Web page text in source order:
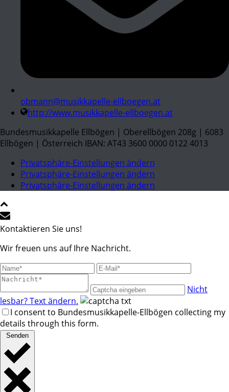
obmann@musikkapelle-ellboegen.at
http://www.musikkapelle-ellboegen.at
Bundesmusikkapelle Ellbögen | Oberellbögen 208g | 6083
Ellbögen | Österreich IBAN: AT43 3600 0000 0122 4013
Privatsphäre-Einstellungen ändern
Privatsphäre-Einstellungen ändern
Privatsphäre-Einstellungen ändern
Kontaktieren Sie uns!
Wir freuen uns auf Ihre Nachricht.
Nicht
lesbar? Text ändern.
I consent to Bundesmusikkapelle-Ellbögen collecting my
details through this form.
Senden